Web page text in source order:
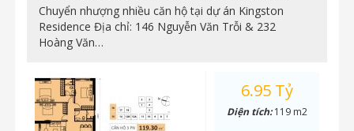
Chuyển nhượng nhiều căn hộ tại dự án Kingston
Residence Địa chỉ: 146 Nguyễn Văn Trỗi & 232
Hoàng Văn…
6.95 Tỷ
Diện tích:119 m2